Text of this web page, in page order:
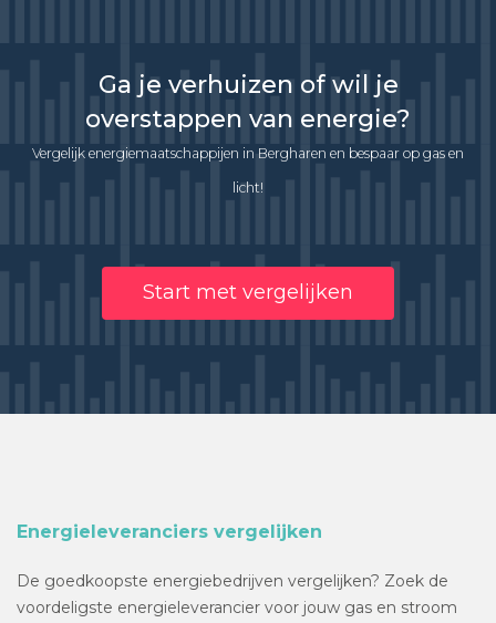
Ga je verhuizen of wil je
overstappen van energie?
Vergelijk energiemaatschappijen in Bergharen en bespaar op gas en
licht!
Start met vergelijken
Energieleveranciers vergelijken
De goedkoopste energiebedrijven vergelijken? Zoek de
voordeligste energieleverancier voor jouw gas en stroom